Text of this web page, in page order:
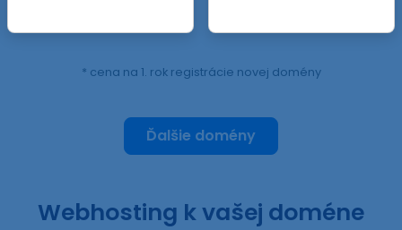
* cena na 1. rok registrácie novej domény
Ďalšie domény
Webhosting k vašej doméne